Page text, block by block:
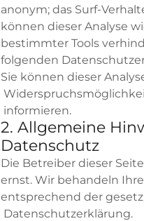
anonym; das Surf-
können dieser Analyse
bestimmter Tools
folgenden
Sie können dieser
informieren.
2. Allgemeine
Datenschutz
Die Betreiber dieser
ernst. Wir behandeln
entsprechend der
Datenschutzerklärung.